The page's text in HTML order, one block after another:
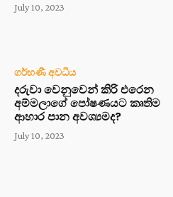
July 10, 2023
ගර්භණී අවධිය
දරුවා වෙනුවෙන් කිරි එරෙන
අම්මලාගේ පෝෂණයට කෘතිම
ආහාර පාන අවශ්‍යමද?
July 10, 2023